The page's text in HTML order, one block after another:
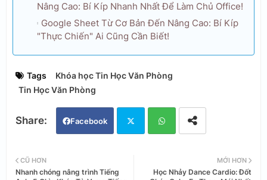
Nâng Cao: Bí Kíp Nhanh Nhất Để Làm Chủ Office!
Google Sheet Từ Cơ Bản Đến Nâng Cao: Bí Kíp
"Thực Chiến" Ai Cũng Cần Biết!
Tags
Khóa học Tin Học Văn Phòng
Tin Học Văn Phòng
Facebook
ats
MỚI HƠN
Học Nhảy Dance Cardio: Đốt
CŨ HƠN
Nhanh chóng nâng trình Tiếng